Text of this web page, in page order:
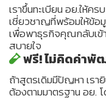
เราขึ้นทะเบียน อย.ให้
เชี่ยวชาญที่พร้อมให้ข้อ
เพื่อพาธุรกิจคุณกลับเข้
สบายใจ
ฟรี! ไม่คิดค่าพั
ถ้าสูตรเดิมมีปัญหา เร
ต้องตามมาตรฐาน อย.